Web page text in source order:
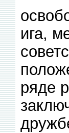
ига,
ряде